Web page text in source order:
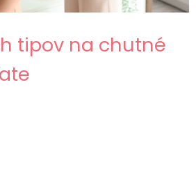
tipov na chutné